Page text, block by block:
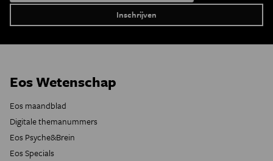
Eos Wetenschap
Eos maandblad
Digitale themanummers
Eos Psyche&Brein
Eos Specials